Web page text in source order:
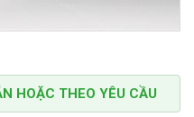
HOẶC THEO YÊU CẦU